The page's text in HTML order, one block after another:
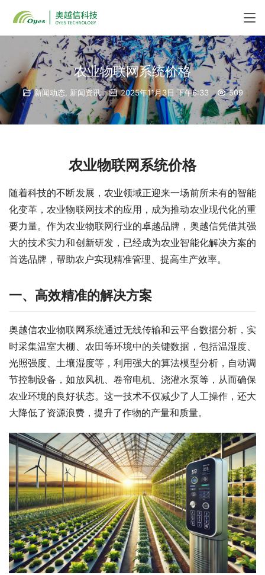
农业物联网系统价格
新闻动态 新闻资讯 2025年11月3日 下午6:33 509
农业物联网系统价格
随着科技的不断发展，农业领域正迎来一场前所未有的智能
化变革，农业物联网技术的应用，成为推动农业现代化的重
要力量。作为农业物联网行业的卓越品牌，奥越信凭借其强
大的技术实力和创新研发，已经成为农业智能化解决方案的
首选品牌，帮助农户实现精准管理、提高生产效率。
一、 高效精准的解决方案
奥越信农业物联网系统通过无线传输和云平台数据分析，实
时采集温室大棚、农田等环境中的关键数据，包括温湿度、
光照强度、土壤湿度等，利用强大的算法模型分析，自动调
节控制设备，如放风机、卷帘电机、浇灌水泵等，从而确保
农业环境的良好状态。这一技术不仅减少了人工操作，还大
大降低了资源浪费，提升了作物的产量和质量。